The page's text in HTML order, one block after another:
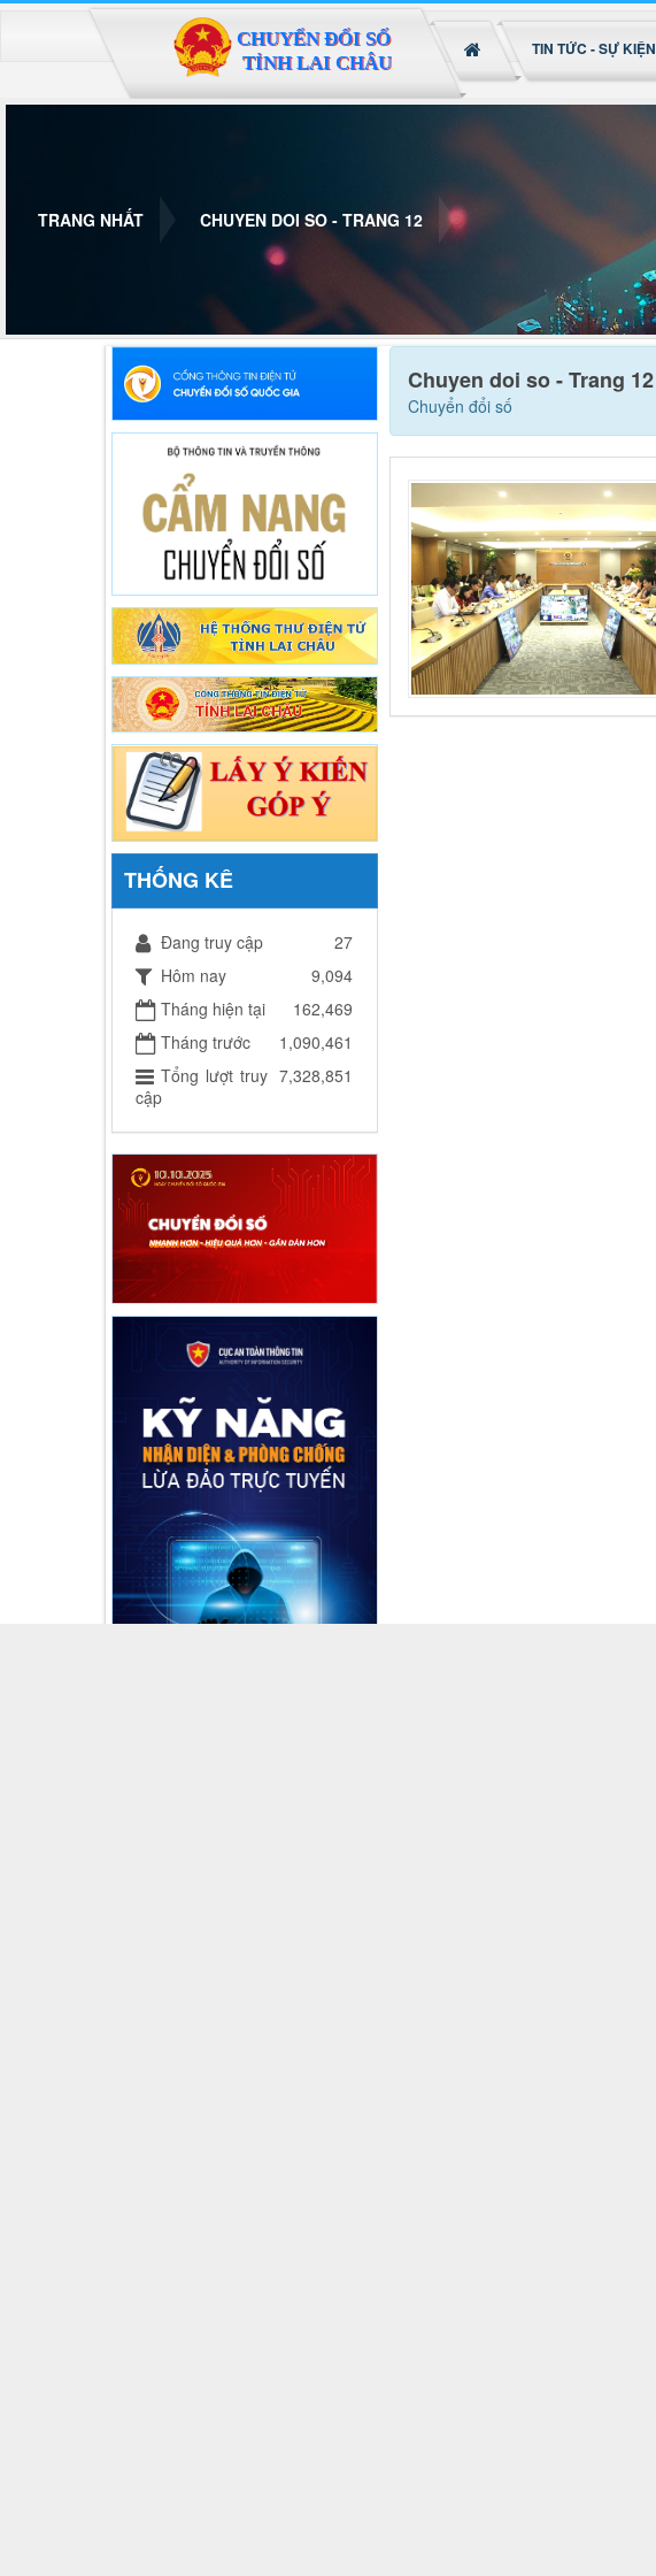
TIN TỨC - SỰ KIỆN
TRANG NHẤT CHUYEN DOI SO - TRANG 12
Chuyen doi so - Trang 12
Chuyển đổi số
THỐNG KÊ
Đang truy cập
27
Hôm nay
9,094
Tháng hiện tại
162,469
Tháng trước
1,090,461
Tổng lượt truy
cập
7,328,851
Đã kết nối EMC